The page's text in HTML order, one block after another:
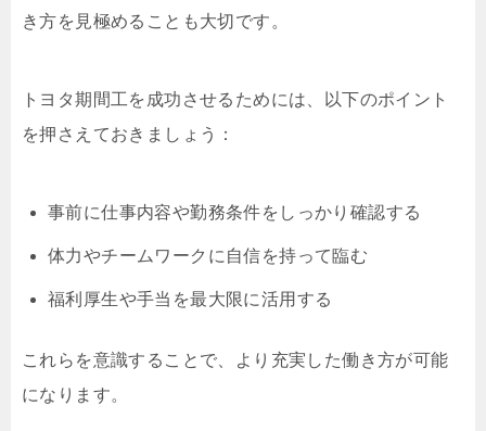
き方を見極めることも大切です。
トヨタ期間工を成功させるためには、以下のポイント
を押さえておきましょう：
事前に仕事内容や勤務条件をしっかり確認する
体力やチームワークに自信を持って臨む
福利厚生や手当を最大限に活用する
これらを意識することで、より充実した働き方が可能
になります。